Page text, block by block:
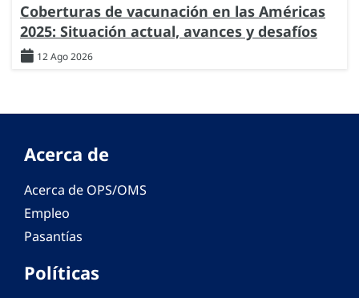
Coberturas de vacunación en las Américas
2025: Situación actual, avances y desafíos
12 Ago 2026
Acerca de
Acerca de OPS/OMS
Empleo
Pasantías
Políticas